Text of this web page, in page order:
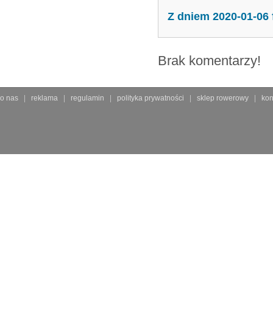
Z dniem 2020-01-
Brak komentarzy!
o nas reklama regulamin polityka prywatności sklep rowerowy